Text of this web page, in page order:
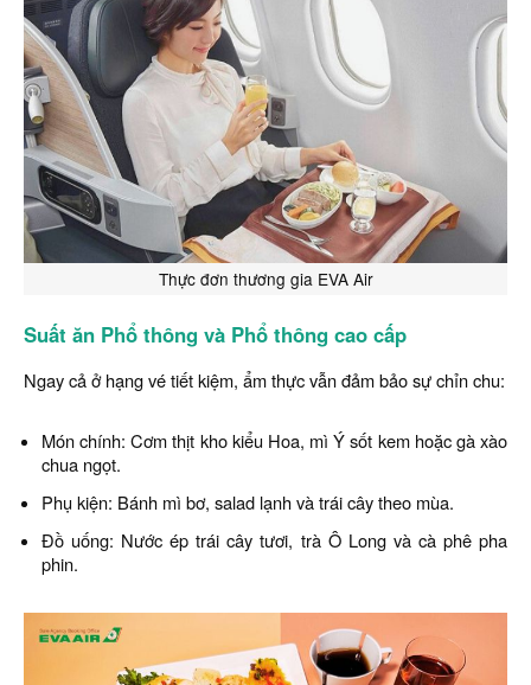
Thực đơn thương gia EVA Air
Suất ăn Phổ thông và Phổ thông cao cấp
Ngay cả ở hạng vé tiết kiệm, ẩm thực vẫn đảm bảo sự chỉn chu:
Món chính: Cơm thịt kho kiểu Hoa, mì Ý sốt kem hoặc gà xào
chua ngọt.
Phụ kiện: Bánh mì bơ, salad lạnh và trái cây theo mùa.
Đồ uống: Nước ép trái cây tươi, trà Ô Long và cà phê pha
phin.